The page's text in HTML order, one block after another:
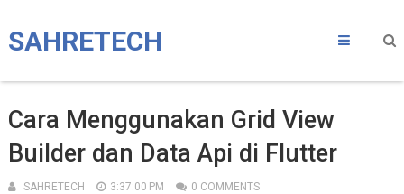
SAHRETECH
Cara Menggunakan Grid View
Builder dan Data Api di Flutter
SAHRETECH 3:37:00 PM 0 COMMENTS